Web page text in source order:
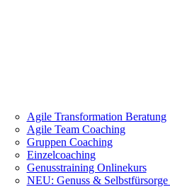
Agile Transformation Beratung
Agile Team Coaching
Gruppen Coaching
Einzelcoaching
Genusstraining Onlinekurs
NEU: Genuss & Selbstfürsorge